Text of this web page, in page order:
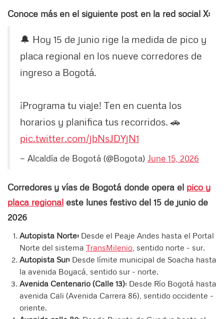
Conoce más en el siguiente post en la red social X:
🔔 Hoy 15 de junio rige la medida de pico y
placa regional en los nueve corredores de
ingreso a Bogotá.
¡Programa tu viaje! Ten en cuenta los
horarios y planifica tus recorridos. 🚗
pic.twitter.com/jbNsJDYjN1
— Alcaldía de Bogotá (@Bogota) June 15, 2026
Corredores y vías de Bogotá donde opera el pico y
placa regional este lunes festivo del 15 de junio de
2026
Autopista Norte: Desde el Peaje Andes hasta el Portal
Norte del sistema TransMilenio, sentido norte - sur.
Autopista Sur: Desde límite municipal de Soacha hasta
la avenida Boyacá, sentido sur - norte.
Avenida Centenario (Calle 13): Desde Río Bogotá hasta
avenida Cali (Avenida Carrera 86), sentido occidente -
oriente.